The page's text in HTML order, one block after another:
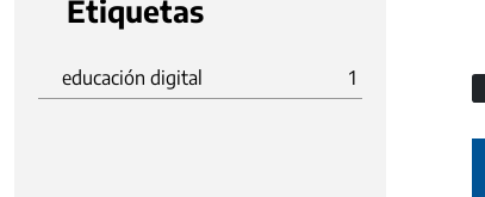
Etiquetas
educación digital 1